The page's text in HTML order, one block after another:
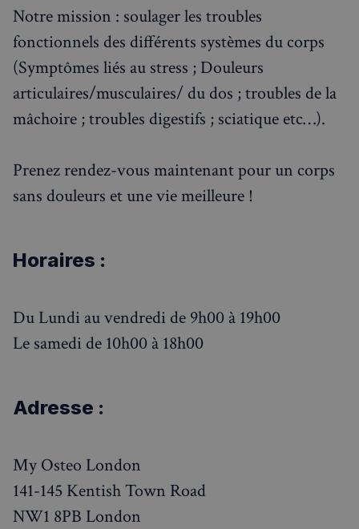
Notre mission : soulager les troubles
fonctionnels des différents systèmes du corps
(Symptômes liés au stress ; Douleurs
articulaires/musculaires/ du dos ; troubles de la
mâchoire ; troubles digestifs ; sciatique etc…).
Prenez rendez-vous maintenant pour un corps
sans douleurs et une vie meilleure !
Horaires :
Du Lundi au vendredi de 9h00 à 19h00
Le samedi de 10h00 à 18h00
Adresse :
My Osteo London
141-145 Kentish Town Road
NW1 8PB London